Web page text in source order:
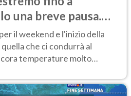
una breve pausa.
il weekend e l'inizio della
che ci condurrà al
temperature molto